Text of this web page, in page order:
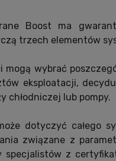
Boost ma
trzech elementów
mogą wybrać
eksploatacji,
chłodniczej lub pompy.
dotyczyć całego
związane z
z